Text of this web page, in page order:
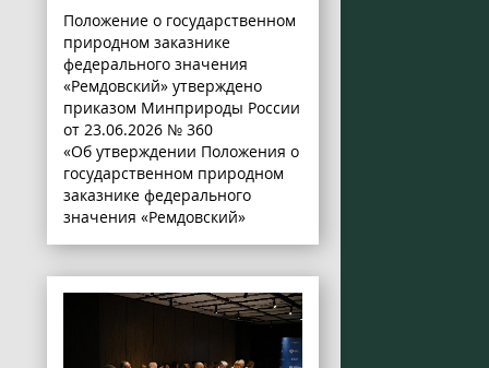
Положение о государственном
природном заказнике
федерального значения
«Ремдовский» утверждено
приказом Минприроды России
от 23.06.2026 № 360
«Об утверждении Положения о
государственном природном
заказнике федерального
значения «Ремдовский»